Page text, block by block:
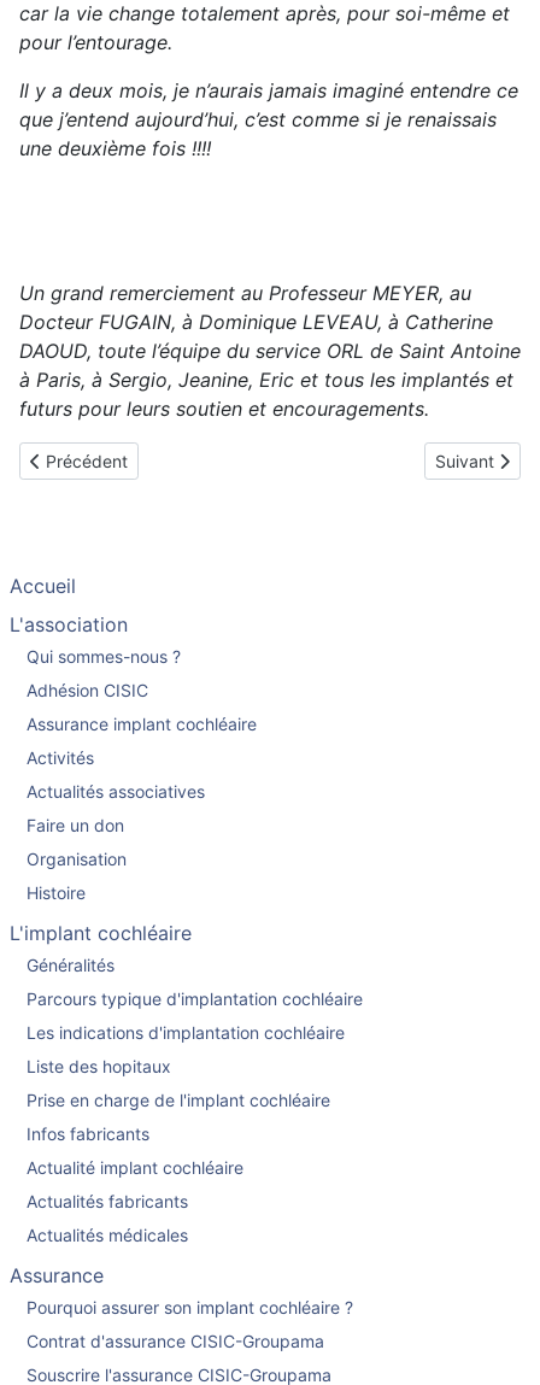
car la vie change totalement après, pour soi-même et
pour l’entourage.
Il y a deux mois, je n’aurais jamais imaginé entendre ce
que j’entend aujourd’hui, c’est comme si je renaissais
une deuxième fois !!!!
Un grand remerciement au Professeur MEYER, au
Docteur FUGAIN, à Dominique LEVEAU, à Catherine
DAOUD, toute l’équipe du service ORL de Saint Antoine
à Paris, à Sergio, Jeanine, Eric et tous les implantés et
futurs pour leurs soutien et encouragements.
Article précédent : Christine implantée en février 2003
Précédent Article
Suivant
Accueil
L'association
Qui sommes-nous ?
Adhésion CISIC
Assurance implant cochléaire
Activités
Actualités associatives
Faire un don
Organisation
Histoire
L'implant cochléaire
Généralités
Parcours typique d'implantation cochléaire
Les indications d'implantation cochléaire
Liste des hopitaux
Prise en charge de l'implant cochléaire
Infos fabricants
Actualité implant cochléaire
Actualités fabricants
Actualités médicales
Assurance
Pourquoi assurer son implant cochléaire ?
Contrat d'assurance CISIC-Groupama
Souscrire l'assurance CISIC-Groupama